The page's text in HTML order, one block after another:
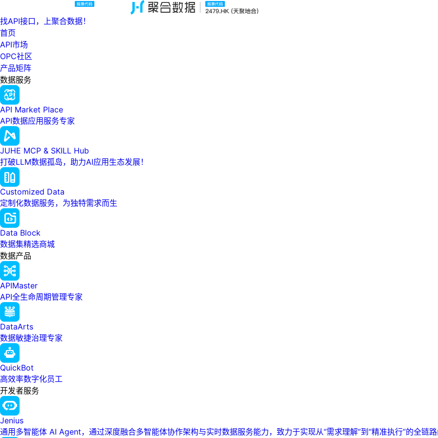
找API接口，上聚合数据！
首页
API市场
OPC社区
产品矩阵
数据服务
API Market Place
API数据应用服务专家
JUHE MCP & SKILL Hub
打破LLM数据孤岛，助力AI应用生态发展！
Customized Data
定制化数据服务，为独特需求而生
Data Block
数据集精选商城
数据产品
APIMaster
API全生命周期管理专家
DataArts
数据敏捷治理专家
QuickBot
高效率数字化员工
开发者服务
Jenius
通用多智能体 AI Agent，通过深度融合多智能体协作架构与实时数据服务能力，致力于实现从“需求理解”到“精准执行”的全链